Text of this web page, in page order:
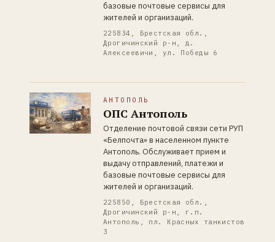
базовые почтовые сервисы для
жителей и организаций.
225834, Брестская обл.,
Дрогичинский р-н, д.
Алексеевичи, ул. Победы 6
АНТОПОЛЬ
ОПС Антополь
Отделение почтовой связи сети РУП
«Белпочта» в населенном пункте
Антополь. Обслуживает прием и
выдачу отправлений, платежи и
базовые почтовые сервисы для
жителей и организаций.
225850, Брестская обл.,
Дрогичинский р-н, г.п.
Антополь, пл. Красных танкистов
3